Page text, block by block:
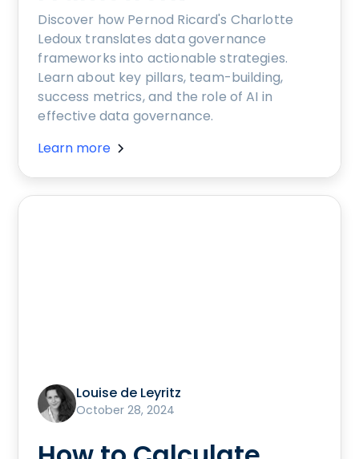
Discover how Pernod Ricard's Charlotte
Ledoux translates data governance
frameworks into actionable strategies.
Learn about key pillars, team-building,
success metrics, and the role of AI in
effective data governance.
Learn more
Louise de Leyritz
October 28, 2024